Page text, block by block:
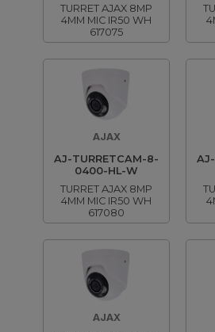
TURRET AJAX 8MP
4MM MIC IR50 WH
617075
AJAX
AJ-TURRETCAM-8-
0400-HL-W
TURRET AJAX 8MP
4MM MIC IR50 WH
617080
AJAX